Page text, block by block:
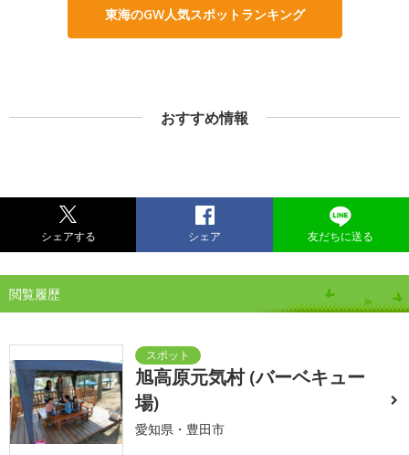
東海のGW人気スポットランキング
おすすめ情報
シェアする シェア 友だちに送る
閲覧履歴
旭高原元気村 (バーベキュー
場)
愛知県・豊田市